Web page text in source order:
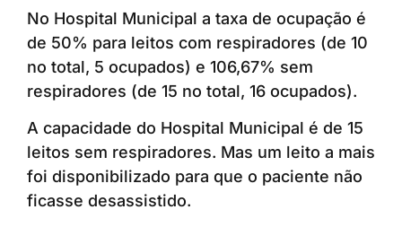
No Hospital Municipal a taxa de ocupação é
de 50% para leitos com respiradores (de 10
no total, 5 ocupados) e 106,67% sem
respiradores (de 15 no total, 16 ocupados).
A capacidade do Hospital Municipal é de 15
leitos sem respiradores. Mas um leito a mais
foi disponibilizado para que o paciente não
ficasse desassistido.